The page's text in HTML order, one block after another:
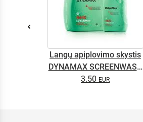
Langų apiplovimo skystis
DYNAMAX SCREENWASH
NANO 4l
3.50